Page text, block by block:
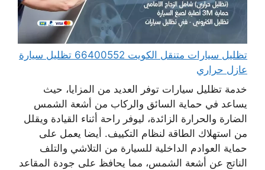
تظليل سيارات متنقل الكويت 66400552 تظليل سيارة
عازل حراري
خدمة تظليل سيارات توفر العديد من المزايا، حيث
يساعد في حماية السائق والركاب من أشعة الشمس
الضارة والحرارة الزائدة، ليوفر راحة أثناء القيادة ويقلل
من استهلاك الطاقة لنظام التكييف. أيضا يعمل على
حماية العوادم الداخلية للسيارة من التلاشي والتلف
الناتج عن أشعة الشمس، مما يحافظ على جودة المقاعد